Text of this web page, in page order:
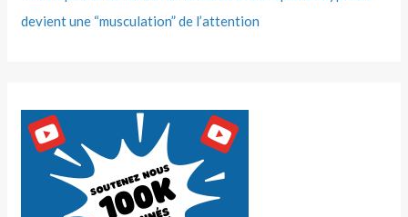
devient une “musculation” de l’attention